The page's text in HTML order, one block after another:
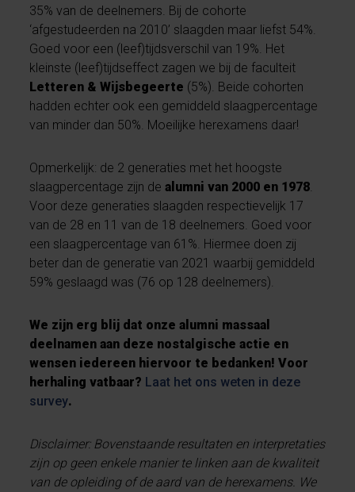
35% van de deelnemers. Bij de cohorte
‘afgestudeerden na 2010’ slaagden maar liefst 54%.
Goed voor een (leef)tijdsverschil van 19%. Het
kleinste (leef)tijdseffect zagen we bij de faculteit
Letteren & Wijsbegeerte (5%). Beide cohorten
hadden echter ook een gemiddeld slaagpercentage
van minder dan 50%. Moeilijke herexamens daar!
Opmerkelijk: de 2 generaties met het hoogste
slaagpercentage zijn dealumni van 2000 en 1978
Voor deze generaties slaagden respectievelijk 17
van de 28 en 11 van de 18 deelnemers. Goed voor
een slaagpercentage van 61%. Hiermee doen zij
beter dan de generatie van 2021 waarbij gemiddeld
59% geslaagd was (76 op 128 deelnemers).
We zijn erg blij dat onze alumni massaal
deelnamen aan deze nostalgische actie en
wensen iedereen hiervoor te bedanken! Voor
herhaling vatbaar? Laat het ons weten in deze
survey.
Disclaimer: Bovenstaande resultaten en interpretaties
zijn op geen enkele manier te linken aan de kwaliteit
van de opleiding of de aard van de herexamens. We